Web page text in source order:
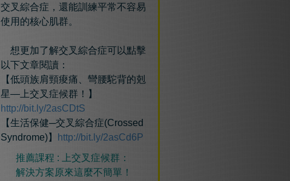
交叉綜合症，還能訓練平常不容易
使用的核心肌群。
想更加了解交叉綜合症可以點擊
以下文章閱讀：
【低頭族肩頸痠痛、彎腰駝背的剋
星—上交叉症候群！】
http://bit.ly/2asCDtS
【生活保健─交叉綜合症(Crossed
Syndrome)】 http://bit.ly/2asCd6P
推薦課程 : 上交叉症候群：
解決方案原來這麼不簡單！ ​